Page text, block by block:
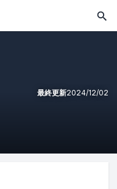
最終更新2024/12/02